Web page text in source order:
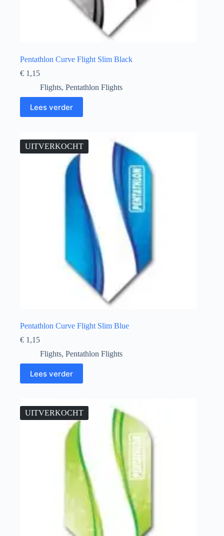
Pentathlon Curve Flight Slim Black
€ 1,15
Flights, Pentathlon Flights
Lees verder
UITVERKOCHT
Pentathlon Curve Flight Slim Blue
€ 1,15
Flights, Pentathlon Flights
Lees verder
UITVERKOCHT